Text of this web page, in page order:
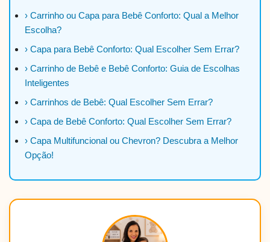
› Carrinho ou Capa para Bebê Conforto: Qual a Melhor
Escolha?
› Capa para Bebê Conforto: Qual Escolher Sem Errar?
› Carrinho de Bebê e Bebê Conforto: Guia de Escolhas
Inteligentes
› Carrinhos de Bebê: Qual Escolher Sem Errar?
› Capa de Bebê Conforto: Qual Escolher Sem Errar?
› Capa Multifuncional ou Chevron? Descubra a Melhor
Opção!